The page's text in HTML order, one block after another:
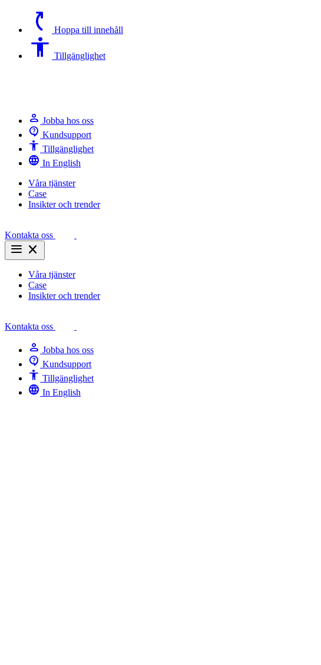
switch_access_shortcut Hoppa till innehåll
Accessibility Tillgänglighet
person Jobba hos oss
contact_support Kundsupport
Accessibility Tillgänglighet
language In English
Våra tjänster
Case
Insikter och trender
Kontakta oss
menu close
Våra tjänster
Case
Insikter och trender
Kontakta oss
person Jobba hos oss
contact_support Kundsupport
Accessibility Tillgänglighet
language In English